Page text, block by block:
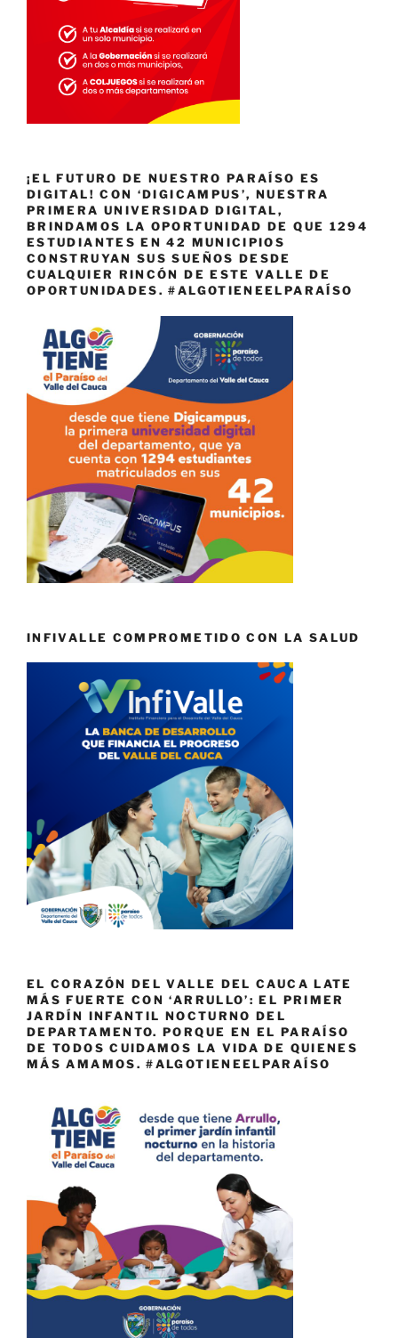
¡EL FUTURO DE NUESTRO PARAÍSO ES
DIGITAL! CON ‘DIGICAMPUS’, NUESTRA
PRIMERA UNIVERSIDAD DIGITAL,
BRINDAMOS LA OPORTUNIDAD DE QUE 1294
ESTUDIANTES EN 42 MUNICIPIOS
CONSTRUYAN SUS SUEÑOS DESDE
CUALQUIER RINCÓN DE ESTE VALLE DE
OPORTUNIDADES. #ALGOTIENEELPARAÍSO
INFIVALLE COMPROMETIDO CON LA SALUD
EL CORAZÓN DEL VALLE DEL CAUCA LATE
MÁS FUERTE CON ‘ARRULLO’: EL PRIMER
JARDÍN INFANTIL NOCTURNO DEL
DEPARTAMENTO. PORQUE EN EL PARAÍSO
DE TODOS CUIDAMOS LA VIDA DE QUIENES
MÁS AMAMOS. #ALGOTIENEELPARAÍSO